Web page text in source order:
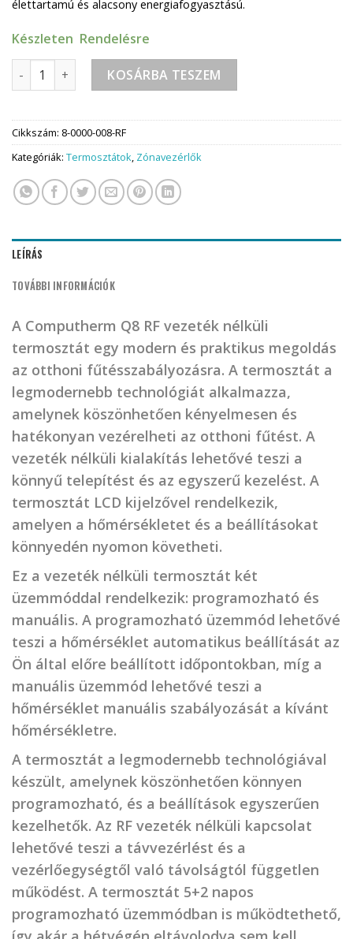
élettartamú és alacsony energiafogyasztású.
Készleten Rendelésre
Computherm Q8 RF vezeték nélküli termosztát multizónás
KOSÁRBA TESZEM
Cikkszám: 8-0000-008-RF
Kategóriák: Termosztátok, Zónavezérlők
LEÍRÁS
TOVÁBBI INFORMÁCIÓK
A Computherm Q8 RF vezeték nélküli
termosztát egy modern és praktikus megoldás
az otthoni fűtésszabályozásra. A termosztát a
legmodernebb technológiát alkalmazza,
amelynek köszönhetően kényelmesen és
hatékonyan vezérelheti az otthoni fűtést. A
vezeték nélküli kialakítás lehetővé teszi a
könnyű telepítést és az egyszerű kezelést. A
termosztát LCD kijelzővel rendelkezik,
amelyen a hőmérsékletet és a beállításokat
könnyedén nyomon követheti.
Ez a vezeték nélküli termosztát két
üzemmóddal rendelkezik: programozható és
manuális. A programozható üzemmód lehetővé
teszi a hőmérséklet automatikus beállítását az
Ön által előre beállított időpontokban, míg a
manuális üzemmód lehetővé teszi a
hőmérséklet manuális szabályozását a kívánt
hőmérsékletre.
A termosztát a legmodernebb technológiával
készült, amelynek köszönhetően könnyen
programozható, és a beállítások egyszerűen
kezelhetők. Az RF vezeték nélküli kapcsolat
lehetővé teszi a távvezérlést és a
vezérlőegységtől való távolságtól független
működést. A termosztát 5+2 napos
programozható üzemmódban is működtethető,